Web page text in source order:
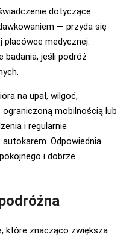
dotyczące
— przyda się
medycznej.
badania, jeśli podróż
na upał, wilgoć,
mobilnością lub
i regularnie
Odpowiednia
i dobrze
które znacząco zwiększa